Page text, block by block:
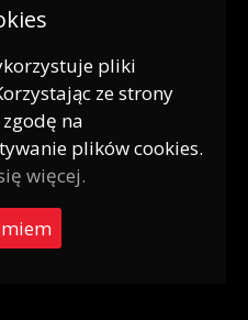
pliki
ze strony
na
plików cookies.
więcej.